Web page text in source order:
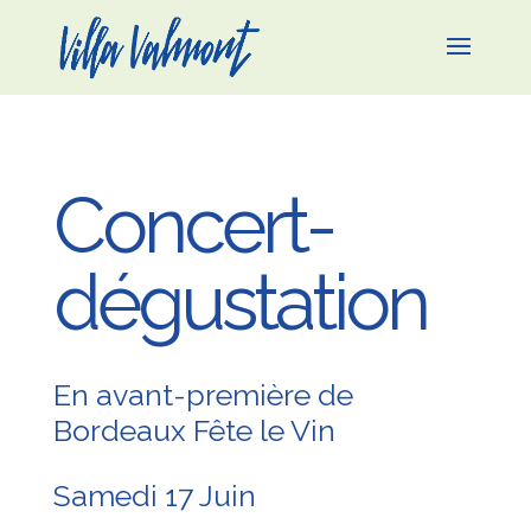
Concert-
dégustation
En avant-première de
Bordeaux Fête le Vin
Samedi 17 Juin